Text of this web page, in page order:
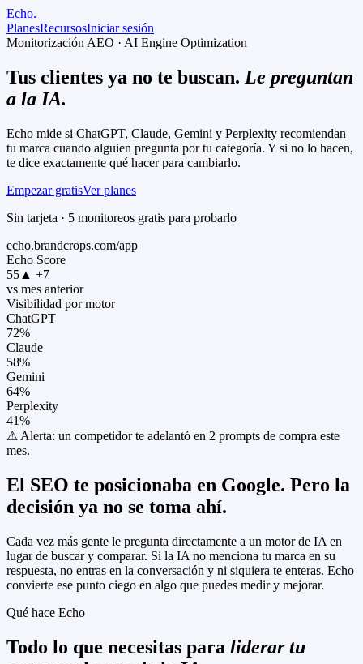
Echo.
PlanesRecursosIniciar sesión
Monitorización AEO · AI Engine Optimization
Tus clientes ya no te buscan. Le preguntan
a la IA.
Echo mide si ChatGPT, Claude, Gemini y Perplexity recomiendan
tu marca cuando alguien pregunta por tu categoría. Y si no lo hacen,
te dice exactamente qué hacer para cambiarlo.
Empezar gratisVer planes
Sin tarjeta · 5 monitoreos gratis para probarlo
echo.brandcrops.com/app
Echo Score
55 ▲ +7
vs mes anterior
Visibilidad por motor
ChatGPT
72%
Claude
58%
Gemini
64%
Perplexity
41%
⚠ Alerta: un competidor te adelantó en 2 prompts de compra este
mes.
El SEO te posicionaba en Google. Pero la
decisión ya no se toma ahí.
Cada vez más gente le pregunta directamente a un motor de IA en
lugar de buscar y comparar. Si la IA no menciona tu marca en su
respuesta, no entras en la conversación y ni siquiera te enteras. Echo
convierte ese punto ciego en algo que puedes medir y mejorar.
Qué hace Echo
Todo lo que necesitas para liderar tu